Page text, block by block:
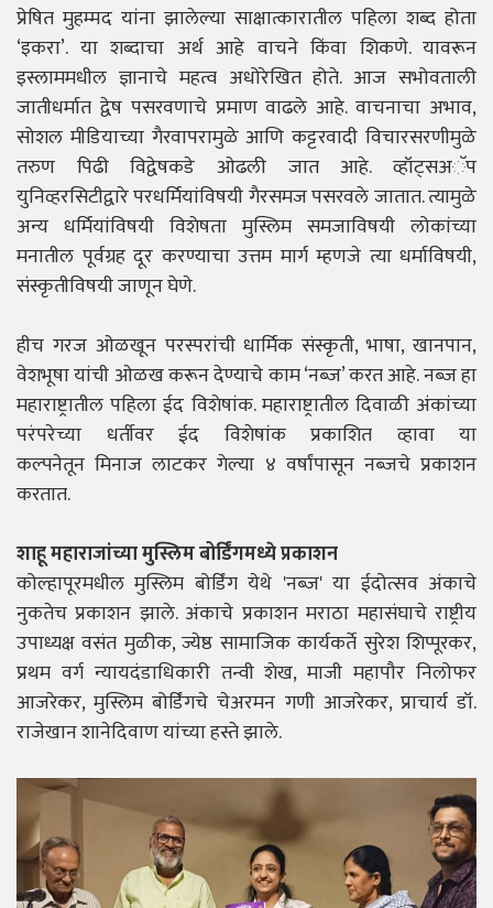
प्रेषित मुहम्मद यांना झालेल्या साक्षात्कारातील पहिला शब्द होता
‘इकरा’. या शब्दाचा अर्थ आहे वाचने किंवा शिकणे. यावरून
इस्लाममधील ज्ञानाचे महत्व अधोरेखित होते. आज सभोवताली
जातीधर्मात द्वेष पसरवणाचे प्रमाण वाढले आहे. वाचनाचा अभाव,
सोशल मीडियाच्या गैरवापरामुळे आणि कट्टरवादी विचारसरणीमुळे
तरुण पिढी विद्वेषकडे ओढली जात आहे. व्हॉट्सअॅप
युनिव्हरसिटीद्वारे परधर्मियांविषयी गैरसमज पसरवले जातात. त्यामुळे
अन्य धर्मियांविषयी विशेषता मुस्लिम समजाविषयी लोकांच्या
मनातील पूर्वग्रह दूर करण्याचा उत्तम मार्ग म्हणजे त्या धर्माविषयी,
संस्कृतीविषयी जाणून घेणे.
हीच गरज ओळखून परस्परांची धार्मिक संस्कृती, भाषा, खानपान,
वेशभूषा यांची ओळख करून देण्याचे काम ‘नब्ज़’ करत आहे. नब्ज़ हा
महाराष्ट्रातील पहिला ईद विशेषांक. महाराष्ट्रातील दिवाळी अंकांच्या
परंपरेच्या धर्तीवर ईद विशेषांक प्रकाशित व्हावा या
कल्पनेतून मिनाज लाटकर गेल्या ४ वर्षांपासून नब्ज़चे प्रकाशन
करतात.
शाहू महाराजांच्या मुस्लिम बोर्डिंगमध्ये प्रकाशन
कोल्हापूरमधील मुस्लिम बोर्डिंग येथे 'नब्ज' या ईदोत्सव अंकाचे
नुकतेच प्रकाशन झाले. अंकाचे प्रकाशन मराठा महासंघाचे राष्ट्रीय
उपाध्यक्ष वसंत मुळीक, ज्येष्ठ सामाजिक कार्यकर्ते सुरेश शिप्पूरकर,
प्रथम वर्ग न्यायदंडाधिकारी तन्वी शेख, माजी महापौर निलोफर
आजरेकर, मुस्लिम बोर्डिंगचे चेअरमन गणी आजरेकर, प्राचार्य डॉ.
राजेखान शानेदिवाण यांच्या हस्ते झाले.